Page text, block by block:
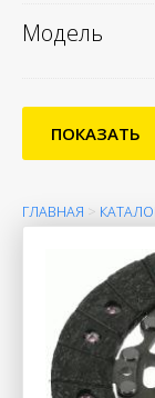
Модель
ПОКАЗАТЬ
ГЛАВНАЯ >